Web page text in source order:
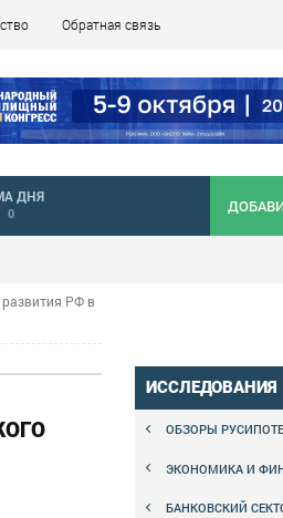
Обратная связь
ДНЯ
0
РФ в
ИССЛЕДОВАНИЯ
ОБЗОРЫ
ЭКОНОМИКА И
БАНКОВСКИЙ